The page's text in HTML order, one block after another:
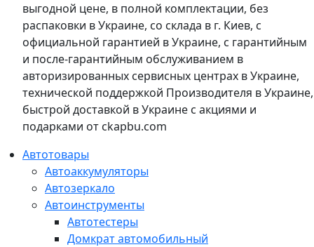
выгодной цене, в полной комплектации, без
распаковки в Украине, со склада в г. Киев, с
официальной гарантией в Украине, с гарантийным
и после-гарантийным обслуживанием в
авторизированных сервисных центрах в Украине,
технической поддержкой Производителя в Украине,
быстрой доставкой в Украине с акциями и
подарками от ckapbu.com
Автотовары
Автоаккумуляторы
Автозеркало
Автоинструменты
Автотестеры
Домкрат автомобильный